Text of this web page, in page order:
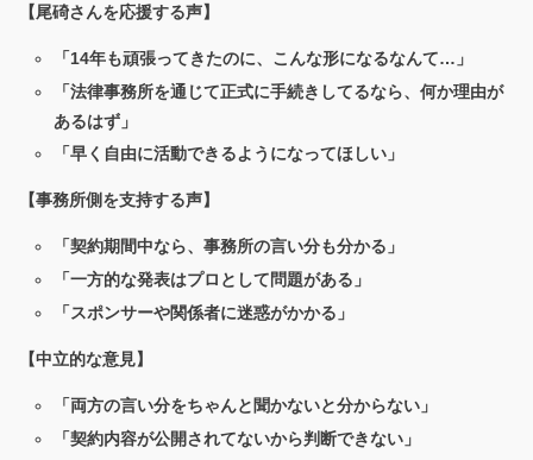
【尾碕さんを応援する声】
「14年も頑張ってきたのに、こんな形になるなんて…」
「法律事務所を通じて正式に手続きしてるなら、何か理由が
あるはず」
「早く自由に活動できるようになってほしい」
【事務所側を支持する声】
「契約期間中なら、事務所の言い分も分かる」
「一方的な発表はプロとして問題がある」
「スポンサーや関係者に迷惑がかかる」
【中立的な意見】
「両方の言い分をちゃんと聞かないと分からない」
「契約内容が公開されてないから判断できない」